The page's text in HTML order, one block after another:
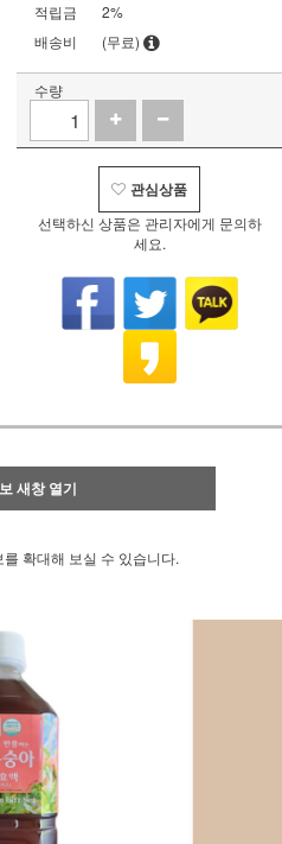
적립금
2%
배송비
(무료)
수량
관심상품
선택하신 상품은 관리자에게 문의하
세요.
새창 열기
확대해 보실 수 있습니다.